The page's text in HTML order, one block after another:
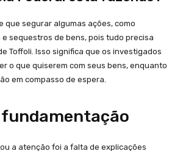
que segurar algumas ações, como
sequestros de bens, pois tudo precisa
Toffoli. Isso significa que os investigados
o que quiserem com seus bens, enquanto
em compasso de espera.
a atenção foi a falta de explicações